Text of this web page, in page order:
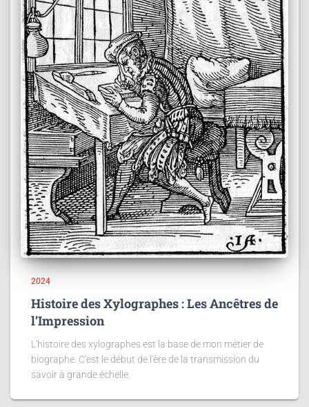
2024
Histoire des Xylographes : Les Ancêtres de
l’Impression
L'histoire des xylographes est la base de mon métier de
biographe. C'est le début de l'ère de la transmission du
savoir à grande échelle.